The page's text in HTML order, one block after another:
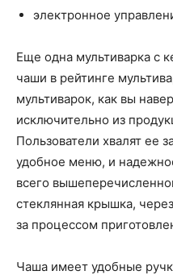
электронное
Еще одна мультиварка с
чаши в рейтинге
мультиварок, как вы
исключительно из
Пользователи хвалят ее
удобное меню, и
всего
стеклянная крышка,
за процессом
Чаша имеет удобные